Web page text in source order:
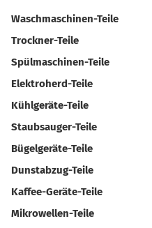
Waschmaschinen-Teile
Trockner-Teile
Spülmaschinen-Teile
Elektroherd-Teile
Kühlgeräte-Teile
Staubsauger-Teile
Bügelgeräte-Teile
Dunstabzug-Teile
Kaffee-Geräte-Teile
Mikrowellen-Teile